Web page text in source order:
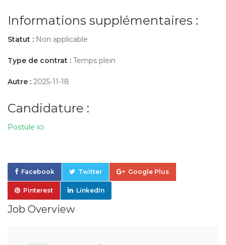
Informations supplémentaires :
Statut : Non applicable
Type de contrat : Temps plein
Autre : 2025-11-18
Candidature :
Postule ici
Facebook Twitter Google Plus
Pinterest LinkedIn
Job Overview